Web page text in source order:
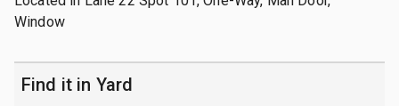
Window
Find it in Yard